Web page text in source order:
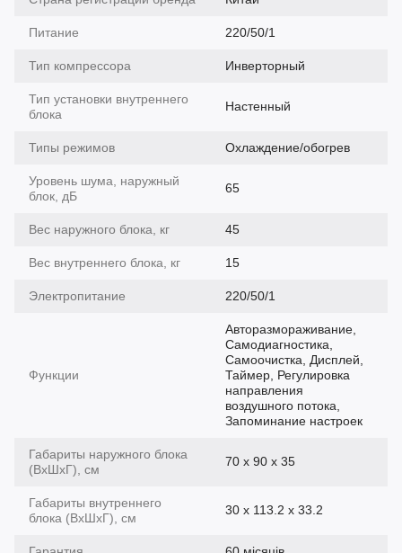
Питание 220/50/1
Тип компрессора Инверторный
Тип установки внутреннего
блока
Настенный
Типы режимов Охлаждение/обогрев
Уровень шума, наружный
блок, дБ
65
Вес наружного блока, кг 45
Вес внутреннего блока, кг 15
Электропитание 220/50/1
Функции
Авторазмораживание,
Самодиагностика,
Самоочистка, Дисплей,
Таймер, Регулировка
направления
воздушного потока,
Запоминание настроек
Габариты наружного блока
(ВхШхГ), см
70 x 90 x 35
Габариты внутреннего
блока (ВхШхГ), см
30 x 113.2 x 33.2